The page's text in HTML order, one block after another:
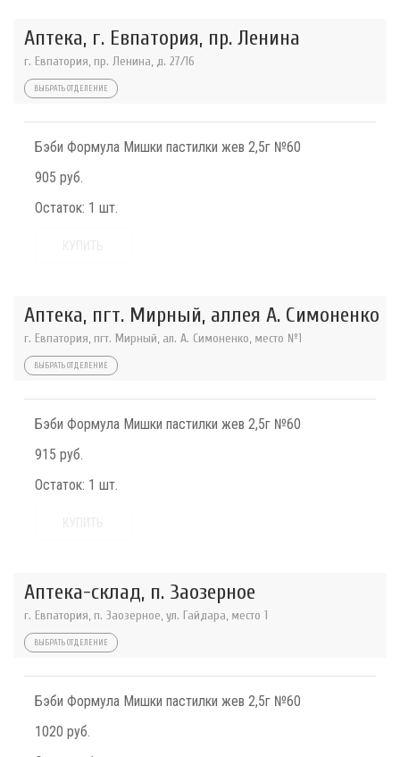
Аптека, г. Евпатория, пр. Ленина
г. Евпатория, пр. Ленина, д. 27/16
ВЫБРАТЬ ОТДЕЛЕНИЕ
Бэби Формула Мишки пастилки жев 2,5г №60
905 руб.
Остаток: 1 шт.
Аптека, пгт. Мирный, аллея А. Симоненко
г. Евпатория, пгт. Мирный, ал. А. Симоненко, место №1
ВЫБРАТЬ ОТДЕЛЕНИЕ
Бэби Формула Мишки пастилки жев 2,5г №60
915 руб.
Остаток: 1 шт.
Аптека-склад, п. Заозерное
г. Евпатория, п. Заозерное, ул. Гайдара, место 1
ВЫБРАТЬ ОТДЕЛЕНИЕ
Бэби Формула Мишки пастилки жев 2,5г №60
1020 руб.